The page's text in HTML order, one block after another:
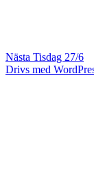
Nästa Tisdag 27/6
Drivs med